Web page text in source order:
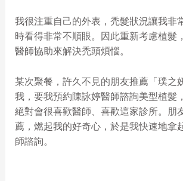
我很注重自己的外表，禿髮狀況讓我非
時看得非常不順眼。因此重新考慮植髮
醫師協助來解決禿頭煩惱。
某次聚餐，許久不見的朋友推薦「璞之
我，要我預約陳詠婷醫師諮詢美型植髮
絕對會很喜歡醫師、喜歡這家診所。朋
薦，燃起我的好奇心，於是我快速地拿
師諮詢。